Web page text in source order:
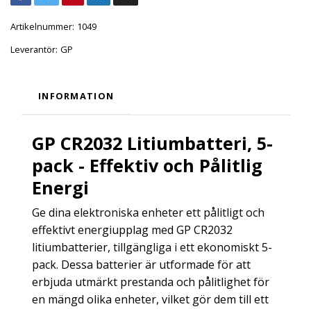
Artikelnummer: 1049
Leverantör: GP
INFORMATION
GP CR2032 Litiumbatteri, 5-
pack - Effektiv och Pålitlig
Energi
Ge dina elektroniska enheter ett pålitligt och
effektivt energiupplag med GP CR2032
litiumbatterier, tillgängliga i ett ekonomiskt 5-
pack. Dessa batterier är utformade för att
erbjuda utmärkt prestanda och pålitlighet för
en mängd olika enheter, vilket gör dem till ett